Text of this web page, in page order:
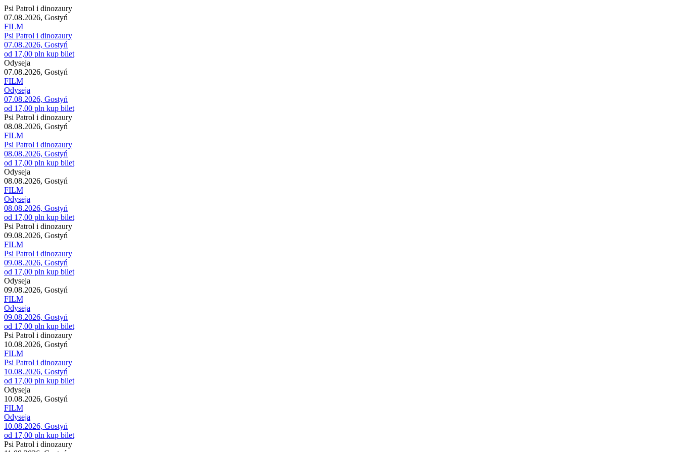
Psi Patrol i dinozaury
07.08.2026, Gostyń
FILM
Psi Patrol i dinozaury
07.08.2026, Gostyń
od 17,00 pln kup bilet
Odyseja
07.08.2026, Gostyń
FILM
Odyseja
07.08.2026, Gostyń
od 17,00 pln kup bilet
Psi Patrol i dinozaury
08.08.2026, Gostyń
FILM
Psi Patrol i dinozaury
08.08.2026, Gostyń
od 17,00 pln kup bilet
Odyseja
08.08.2026, Gostyń
FILM
Odyseja
08.08.2026, Gostyń
od 17,00 pln kup bilet
Psi Patrol i dinozaury
09.08.2026, Gostyń
FILM
Psi Patrol i dinozaury
09.08.2026, Gostyń
od 17,00 pln kup bilet
Odyseja
09.08.2026, Gostyń
FILM
Odyseja
09.08.2026, Gostyń
od 17,00 pln kup bilet
Psi Patrol i dinozaury
10.08.2026, Gostyń
FILM
Psi Patrol i dinozaury
10.08.2026, Gostyń
od 17,00 pln kup bilet
Odyseja
10.08.2026, Gostyń
FILM
Odyseja
10.08.2026, Gostyń
od 17,00 pln kup bilet
Psi Patrol i dinozaury